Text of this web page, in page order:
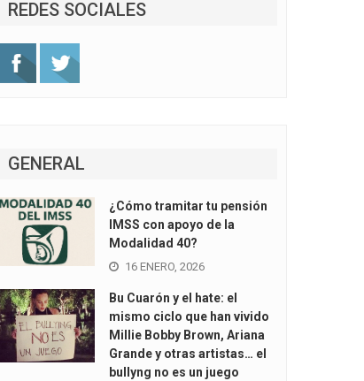
REDES SOCIALES
GENERAL
¿Cómo tramitar tu pensión
IMSS con apoyo de la
Modalidad 40?
16 ENERO, 2026
Bu Cuarón y el hate: el
mismo ciclo que han vivido
Millie Bobby Brown, Ariana
Grande y otras artistas… el
bullyng no es un juego